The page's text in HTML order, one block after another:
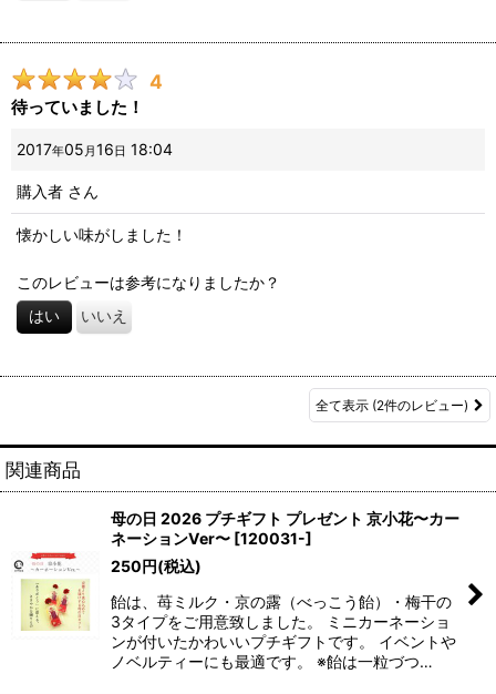
4
待っていました！
2017年05 月16日 18:04
購入者 さん
懐かしい味がしました！
このレビューは参考になりましたか？
はい いいえ
全て表示 (2件のレビュー)
関連商品
母の日 2026 プチギフト プレゼント 京小花〜カー
ネーションVer〜 [120031-]
250円(税込)
飴は、苺ミルク・京の露（べっこう飴）・梅干の
3タイプをご用意致しました。 ミニカーネーショ
ンが付いたかわいいプチギフトです。 イベントや
ノベルティーにも最適です。 ※飴は一粒づつ…